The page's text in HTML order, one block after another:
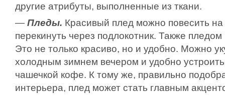
другие атрибуты, выполненные из ткани.
— Пледы. Красивый плед можно повесить на
перекинуть через подлокотник. Также
Это не только красиво, но и удобно. Можно
холодным зимнем вечером и удобно
чашечкой кофе. К тому же, правильно
интерьера, плед может стать главным